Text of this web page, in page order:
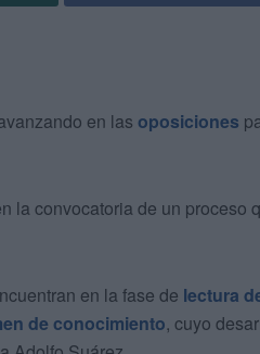
en las oposiciones
la convocatoria de un proceso
en la fase de lectura
de conocimiento, cuyo